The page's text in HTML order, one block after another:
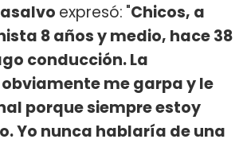
expresó: "Chicos, a
8 años y medio, hace 38
conducción. La
me garpa y le
porque siempre estoy
Yo nunca hablaría de una